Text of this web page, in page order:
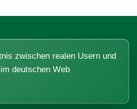
zwischen realen Usern und
deutschen Web